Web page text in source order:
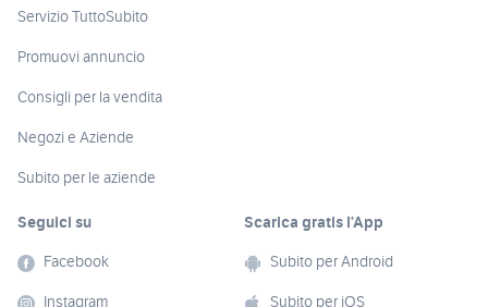
Servizio TuttoSubito
Promuovi annuncio
Consigli per la vendita
Negozi e Aziende
Subito per le aziende
Seguici su
Facebook
Instagram
Scarica gratis l’App
Subito per Android
Subito per iOS